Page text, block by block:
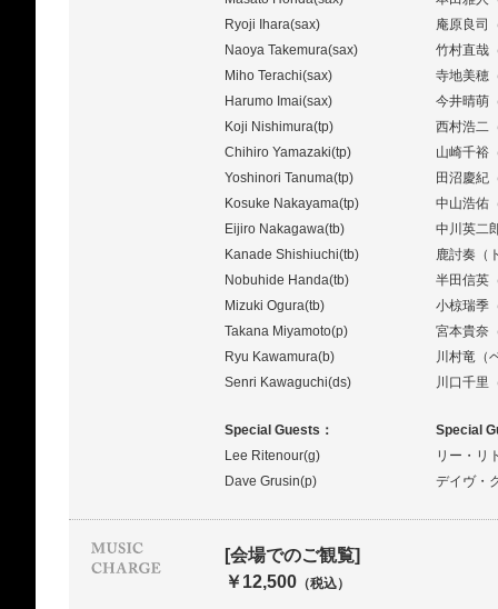
Ryoji Ihara(sax)
庵原良司
Naoya Takemura(sax)
竹村直哉
Miho Terachi(sax)
寺地美穂
Harumo Imai(sax)
今井晴萌
Koji Nishimura(tp)
西村浩二
Chihiro Yamazaki(tp)
山崎千裕
Yoshinori Tanuma(tp)
田沼慶紀
Kosuke Nakayama(tp)
中山浩佑
Eijiro Nakagawa(tb)
中川英二
Kanade Shishiuchi(tb)
鹿討奏（
Nobuhide Handa(tb)
半田信英
Mizuki Ogura(tb)
小椋瑞季
Takana Miyamoto(p)
宮本貴奈
Ryu Kawamura(b)
川村竜（
Senri Kawaguchi(ds)
川口千里
Special Guests：
Special
Lee Ritenour(g)
リー・リ
Dave Grusin(p)
デイヴ・
[会場でのご観覧]
￥12,500 （税込）